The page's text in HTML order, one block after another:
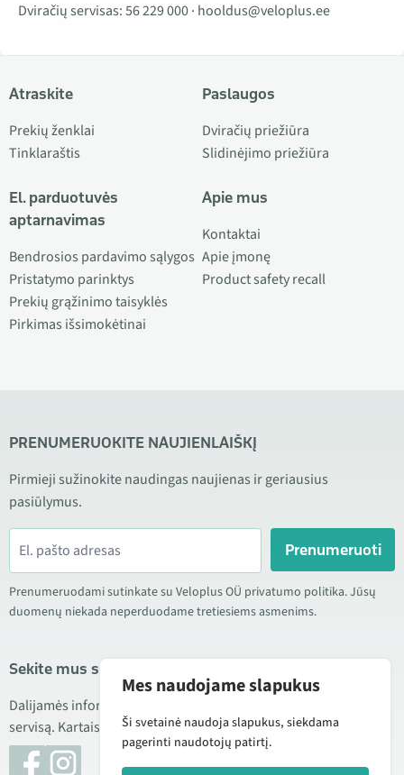
Dviračių servisas:56 229 000· hooldus@veloplus.ee
Atraskite
Prekių ženklai
Tinklaraštis
El. parduotuvės
aptarnavimas
Bendrosios pardavimo sąlygos
Pristatymo parinktys
Prekių grąžinimo taisyklės
Pirkimas išsimokėtinai
Paslaugos
Dviračių priežiūra
Slidinėjimo priežiūra
Apie mus
Kontaktai
Apie įmonę
Product safety recall
PRENUMERUOKITE NAUJIENLAIŠKĮ
Pirmieji sužinokite naudingas naujienas ir geriausius
pasiūlymus.
Prenumeruoti
Prenumeruodami sutinkate su Veloplus OÜ privatumo politika. Jūsų
duomenų niekada neperduodame tretiesiems asmenims.
Sekite mus socialiniuose tinkluose
Dalijamės informacija apie geras kainas, naujus produktus ir
servisą. Kartais taip pat publikuojame produktų apžvalgas.
Mes naudojame slapukus
Ši svetainė naudoja slapukus, siekdama
pagerinti naudotojų patirtį.